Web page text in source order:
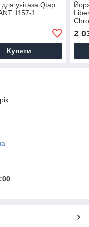
унітаза Qtap
1157-1
Купити
2